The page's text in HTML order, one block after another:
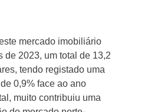
mercado imobiliário
de 2023, um total de 13,2
tendo registado uma
0,9% face ao ano
muito contribuiu uma